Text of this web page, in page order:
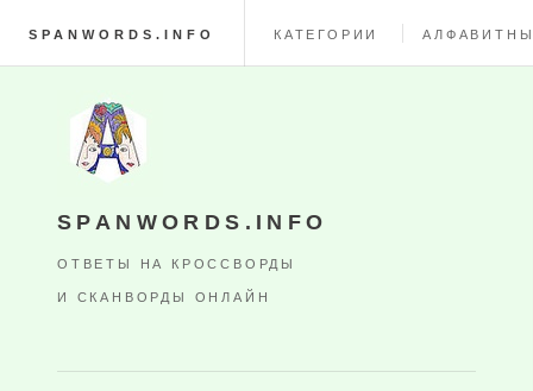
SPANWORDS.INFO КАТЕГОРИИ
SPANWORDS.INFO
ОТВЕТЫ НА КРОССВОРДЫ
И СКАНВОРДЫ ОНЛАЙН